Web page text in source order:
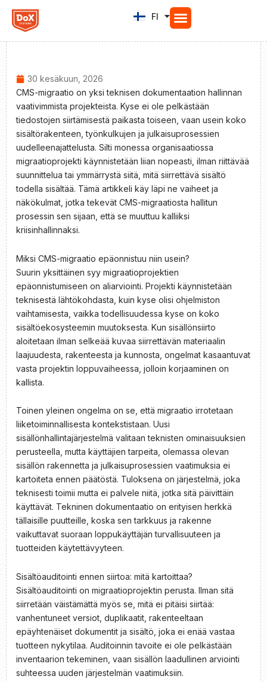
Siirry
sisältöön
FI
EN
30 kesäkuun, 2026
CMS-migraatio on yksi teknisen dokumentaation hallinnan
vaativimmista projekteista. Kyse ei ole pelkästään
tiedostojen siirtämisestä paikasta toiseen, vaan usein koko
sisältörakenteen, työnkulkujen ja julkaisuprosessien
uudelleenajattelusta. Silti monessa organisaatiossa
migraatioprojekti käynnistetään liian nopeasti, ilman riittävää
suunnittelua tai ymmärrystä siitä, mitä siirrettävä sisältö
todella sisältää. Tämä artikkeli käy läpi ne vaiheet ja
näkökulmat, jotka tekevät CMS-migraatiosta hallitun
prosessin sen sijaan, että se muuttuu kalliiksi
kriisinhallinnaksi.
Miksi CMS-migraatio epäonnistuu niin usein?
Suurin yksittäinen syy migraatioprojektien
epäonnistumiseen on aliarviointi. Projekti käynnistetään
teknisestä lähtökohdasta, kuin kyse olisi ohjelmiston
vaihtamisesta, vaikka todellisuudessa kyse on koko
sisältöekosysteemin muutoksesta. Kun sisällönsiirto
aloitetaan ilman selkeää kuvaa siirrettävän materiaalin
laajuudesta, rakenteesta ja kunnosta, ongelmat kasaantuvat
vasta projektin loppuvaiheessa, jolloin korjaaminen on
kallista.
Toinen yleinen ongelma on se, että migraatio irrotetaan
liiketoiminnallisesta kontekstistaan. Uusi
sisällönhallintajärjestelmä valitaan teknisten ominaisuuksien
perusteella, mutta käyttäjien tarpeita, olemassa olevan
sisällön rakennetta ja julkaisuprosessien vaatimuksia ei
kartoiteta ennen päätöstä. Tuloksena on järjestelmä, joka
teknisesti toimii mutta ei palvele niitä, jotka sitä päivittäin
käyttävät. Tekninen dokumentaatio on erityisen herkkä
tällaisille puutteille, koska sen tarkkuus ja rakenne
vaikuttavat suoraan loppukäyttäjän turvallisuuteen ja
tuotteiden käytettävyyteen.
Sisältöauditointi ennen siirtoa: mitä kartoittaa?
Sisältöauditointi on migraatioprojektin perusta. Ilman sitä
siirretään väistämättä myös se, mitä ei pitäisi siirtää:
vanhentuneet versiot, duplikaatit, rakenteeltaan
epäyhtenäiset dokumentit ja sisältö, joka ei enää vastaa
tuotteen nykytilaa. Auditoinnin tavoite ei ole pelkästään
inventaarion tekeminen, vaan sisällön laadullinen arviointi
suhteessa uuden järjestelmän vaatimuksiin.